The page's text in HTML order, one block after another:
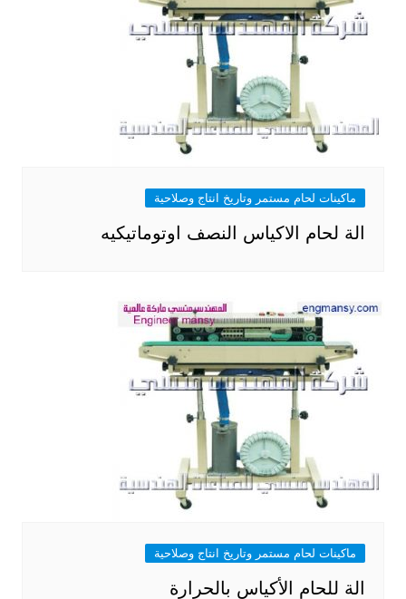
ماكينات لحام مستمر وتاريخ انتاج وصلاحية
الة لحام الاكياس النصف اوتوماتيكيه
ماكينات لحام مستمر وتاريخ انتاج وصلاحية
الة للحام الأكياس بالحرارة